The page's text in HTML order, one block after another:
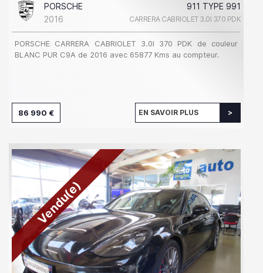
PORSCHE
911 TYPE 991
2016
CARRERA CABRIOLET 3.0I 370 PDK
PORSCHE CARRERA CABRIOLET 3.0I 370 PDK de couleur
BLANC PUR C9A de 2016 avec 65877 Kms au compteur.
86 990 € EN SAVOIR PLUS
Vendu(e)